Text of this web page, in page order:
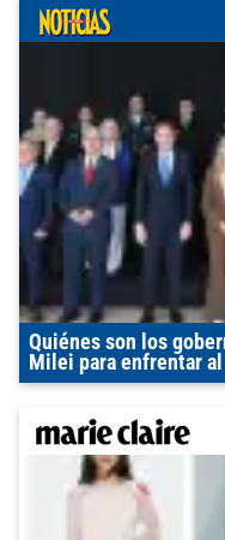
Quiénes son los
Milei para enfrentar